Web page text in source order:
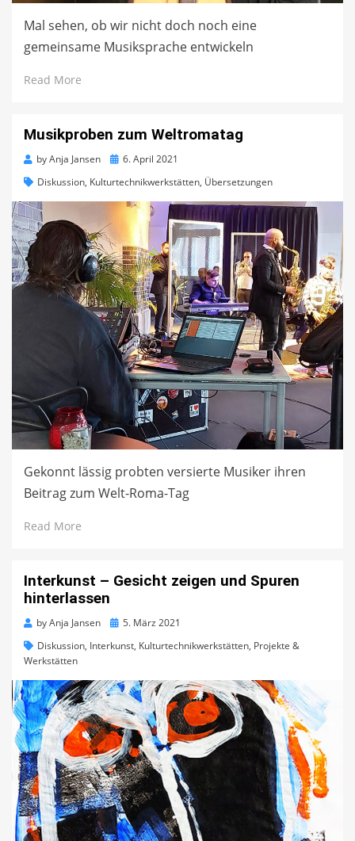
Mal sehen, ob wir nicht doch noch eine
gemeinsame Musiksprache entwickeln
Read More
Musikproben zum Weltromatag
byAnja Jansen
Posted6. April 2021
Diskussion, Kulturtechnikwerkstätten, Übersetzungen
Gekonnt lässig probten versierte Musiker ihren
Beitrag zum Welt-Roma-Tag
Read More
Interkunst – Gesicht zeigen und Spuren
hinterlassen
byAnja Jansen
Posted
5. März 2021
Diskussion, Interkunst, Kulturtechnikwerkstätten, Projekte &
Werkstätten